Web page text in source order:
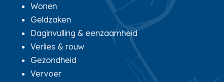
Wonen
Geldzaken
Daginvulling & eenzaamheid
Verlies & rouw
Gezondheid
Vervoer